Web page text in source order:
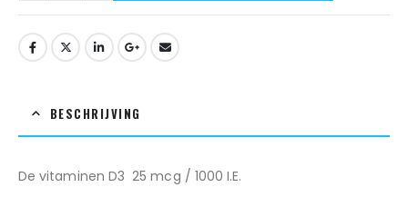
BESCHRIJVING
De vitaminen D3 25 mcg / 1000 I.E.